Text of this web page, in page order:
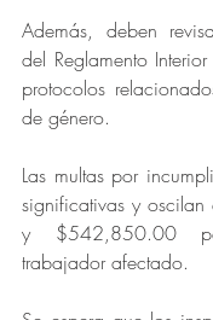
Además, deben
del Reglamento
protocolos
de género.
Las multas por
significativas y
y $542,850.00
trabajador afectado.